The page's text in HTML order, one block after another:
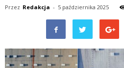
Przez Redakcja - 5 października 2025